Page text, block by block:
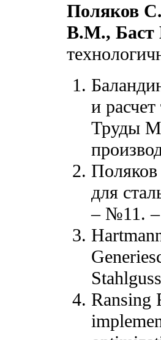
Поляков
В.М.,
и
Труды
для
– №11.
Ransing